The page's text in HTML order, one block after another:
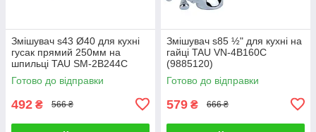
Змішувач s43 Ø40 для кухні
гусак прямий 250мм на
шпильці TAU SM-2B244C
(9843130)
Готово до відправки
492 ₴ 566 ₴
Змішувач s85 ½" для кухні на
гайці TAU VN-4B160C
(9885120)
Готово до відправки
579 ₴ 666 ₴